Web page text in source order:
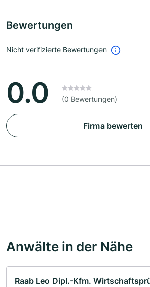
Bewertungen
Nicht verifizierte Bewertungen
0.0 (0 Bewertungen)
Firma bewerten
Anwälte in der Nähe
Raab Leo Dipl.-Kfm.